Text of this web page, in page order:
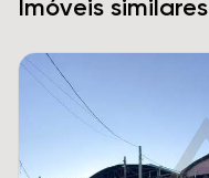
Imóveis similares